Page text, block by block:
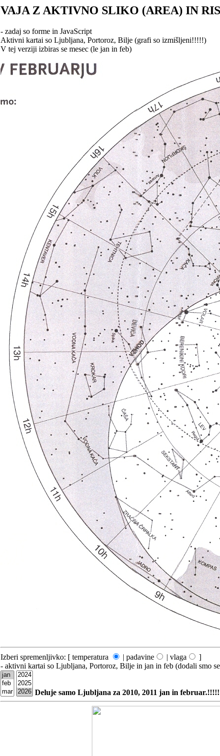
VAJA Z AKTIVNO SLIKO (AREA) IN
- zadaj so forme in JavaScript
Aktivni kartai so Ljubljana, Portoroz, Bilje (grafi so izmišljeni!!!!!)
V tej verziji izbiras se mesec (le jan in feb)
Izberi spremenljivko: [ temperatura | padavine | vlaga
]
- aktivni kartai so Ljubljana, Portoroz, Bilje in jan in feb (dodali smo
Deluje samo Ljubljana za 2010, 2011 jan in